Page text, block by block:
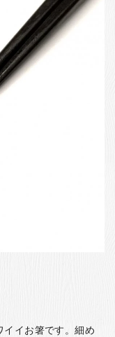
イイお箸です。細め